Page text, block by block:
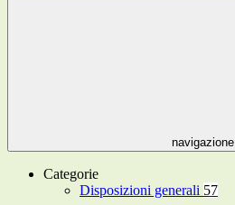
navigazione
Categorie
Disposizioni generali 57